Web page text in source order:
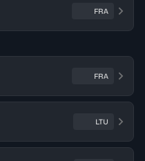
FRA
FRA
LTU